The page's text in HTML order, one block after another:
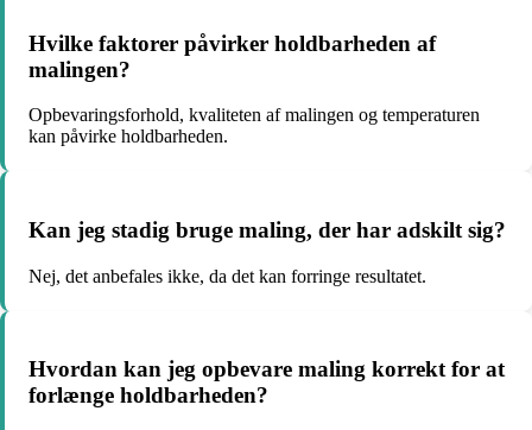
Hvilke faktorer påvirker holdbarheden af
malingen?
Opbevaringsforhold, kvaliteten af malingen og temperaturen
kan påvirke holdbarheden.
Kan jeg stadig bruge maling, der har adskilt sig?
Nej, det anbefales ikke, da det kan forringe resultatet.
Hvordan kan jeg opbevare maling korrekt for at
forlænge holdbarheden?